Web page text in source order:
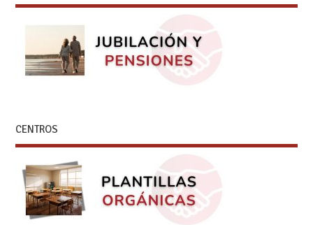
CENTROS